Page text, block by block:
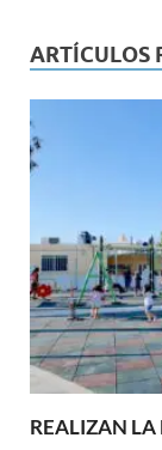
ARTÍCULOS
REALIZAN LA